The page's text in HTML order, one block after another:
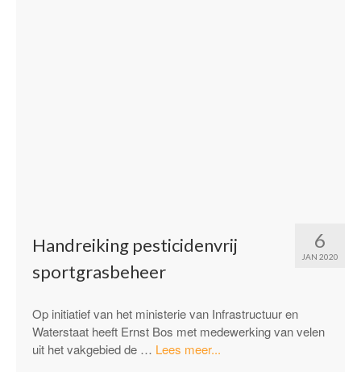
6
JAN 2020
Handreiking pesticidenvrij
sportgrasbeheer
Op initiatief van het ministerie van Infrastructuur en
Waterstaat heeft Ernst Bos met medewerking van velen
uit het vakgebied de … Lees meer...